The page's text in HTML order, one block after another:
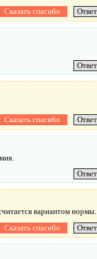
вариантом нормы.